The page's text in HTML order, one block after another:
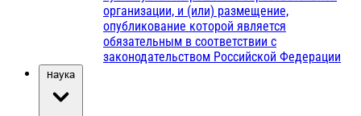
организации, и (или) размещение,
опубликование которой является
обязательным в соответствии с
законодательством Российской Федерации
Наука